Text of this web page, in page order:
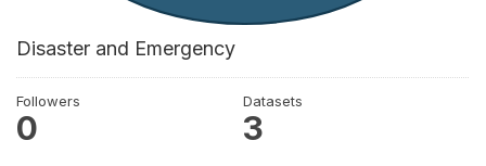
Disaster and Emergency
Followers
0
Datasets
3